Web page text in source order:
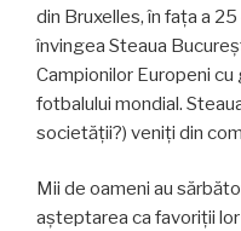
din Bruxelles, în fața a
învingea Steaua
Campionilor Europeni cu
fotbalului mondial.
societății?) veniți din
Mii de oameni au
așteptarea ca favoriții